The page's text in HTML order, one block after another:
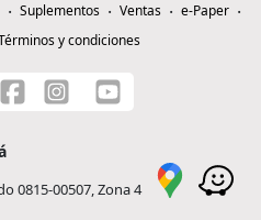
Suplementos Ventas
e-Paper
y condiciones
0815-00507, Zona 4